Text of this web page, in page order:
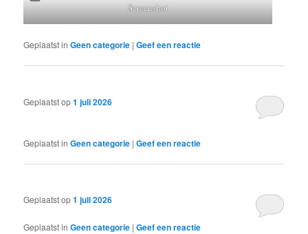
Screenshot
Geplaatst in Geen categorie |Geef een reactie
Geplaatst op1 juli 2026
Geplaatst in Geen categorie |Geef een reactie
Geplaatst op1 juli 2026
Geplaatst in Geen categorie |Geef een reactie